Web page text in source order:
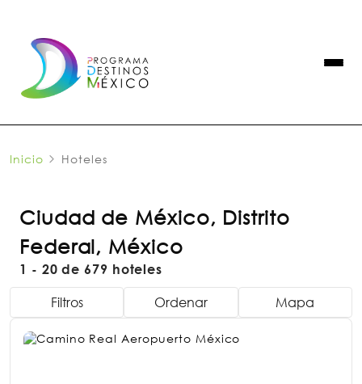
Inicio Hoteles
Ciudad de México, Distrito
Federal, México
1 - 20 de 679 hoteles
Filtros Ordenar Mapa